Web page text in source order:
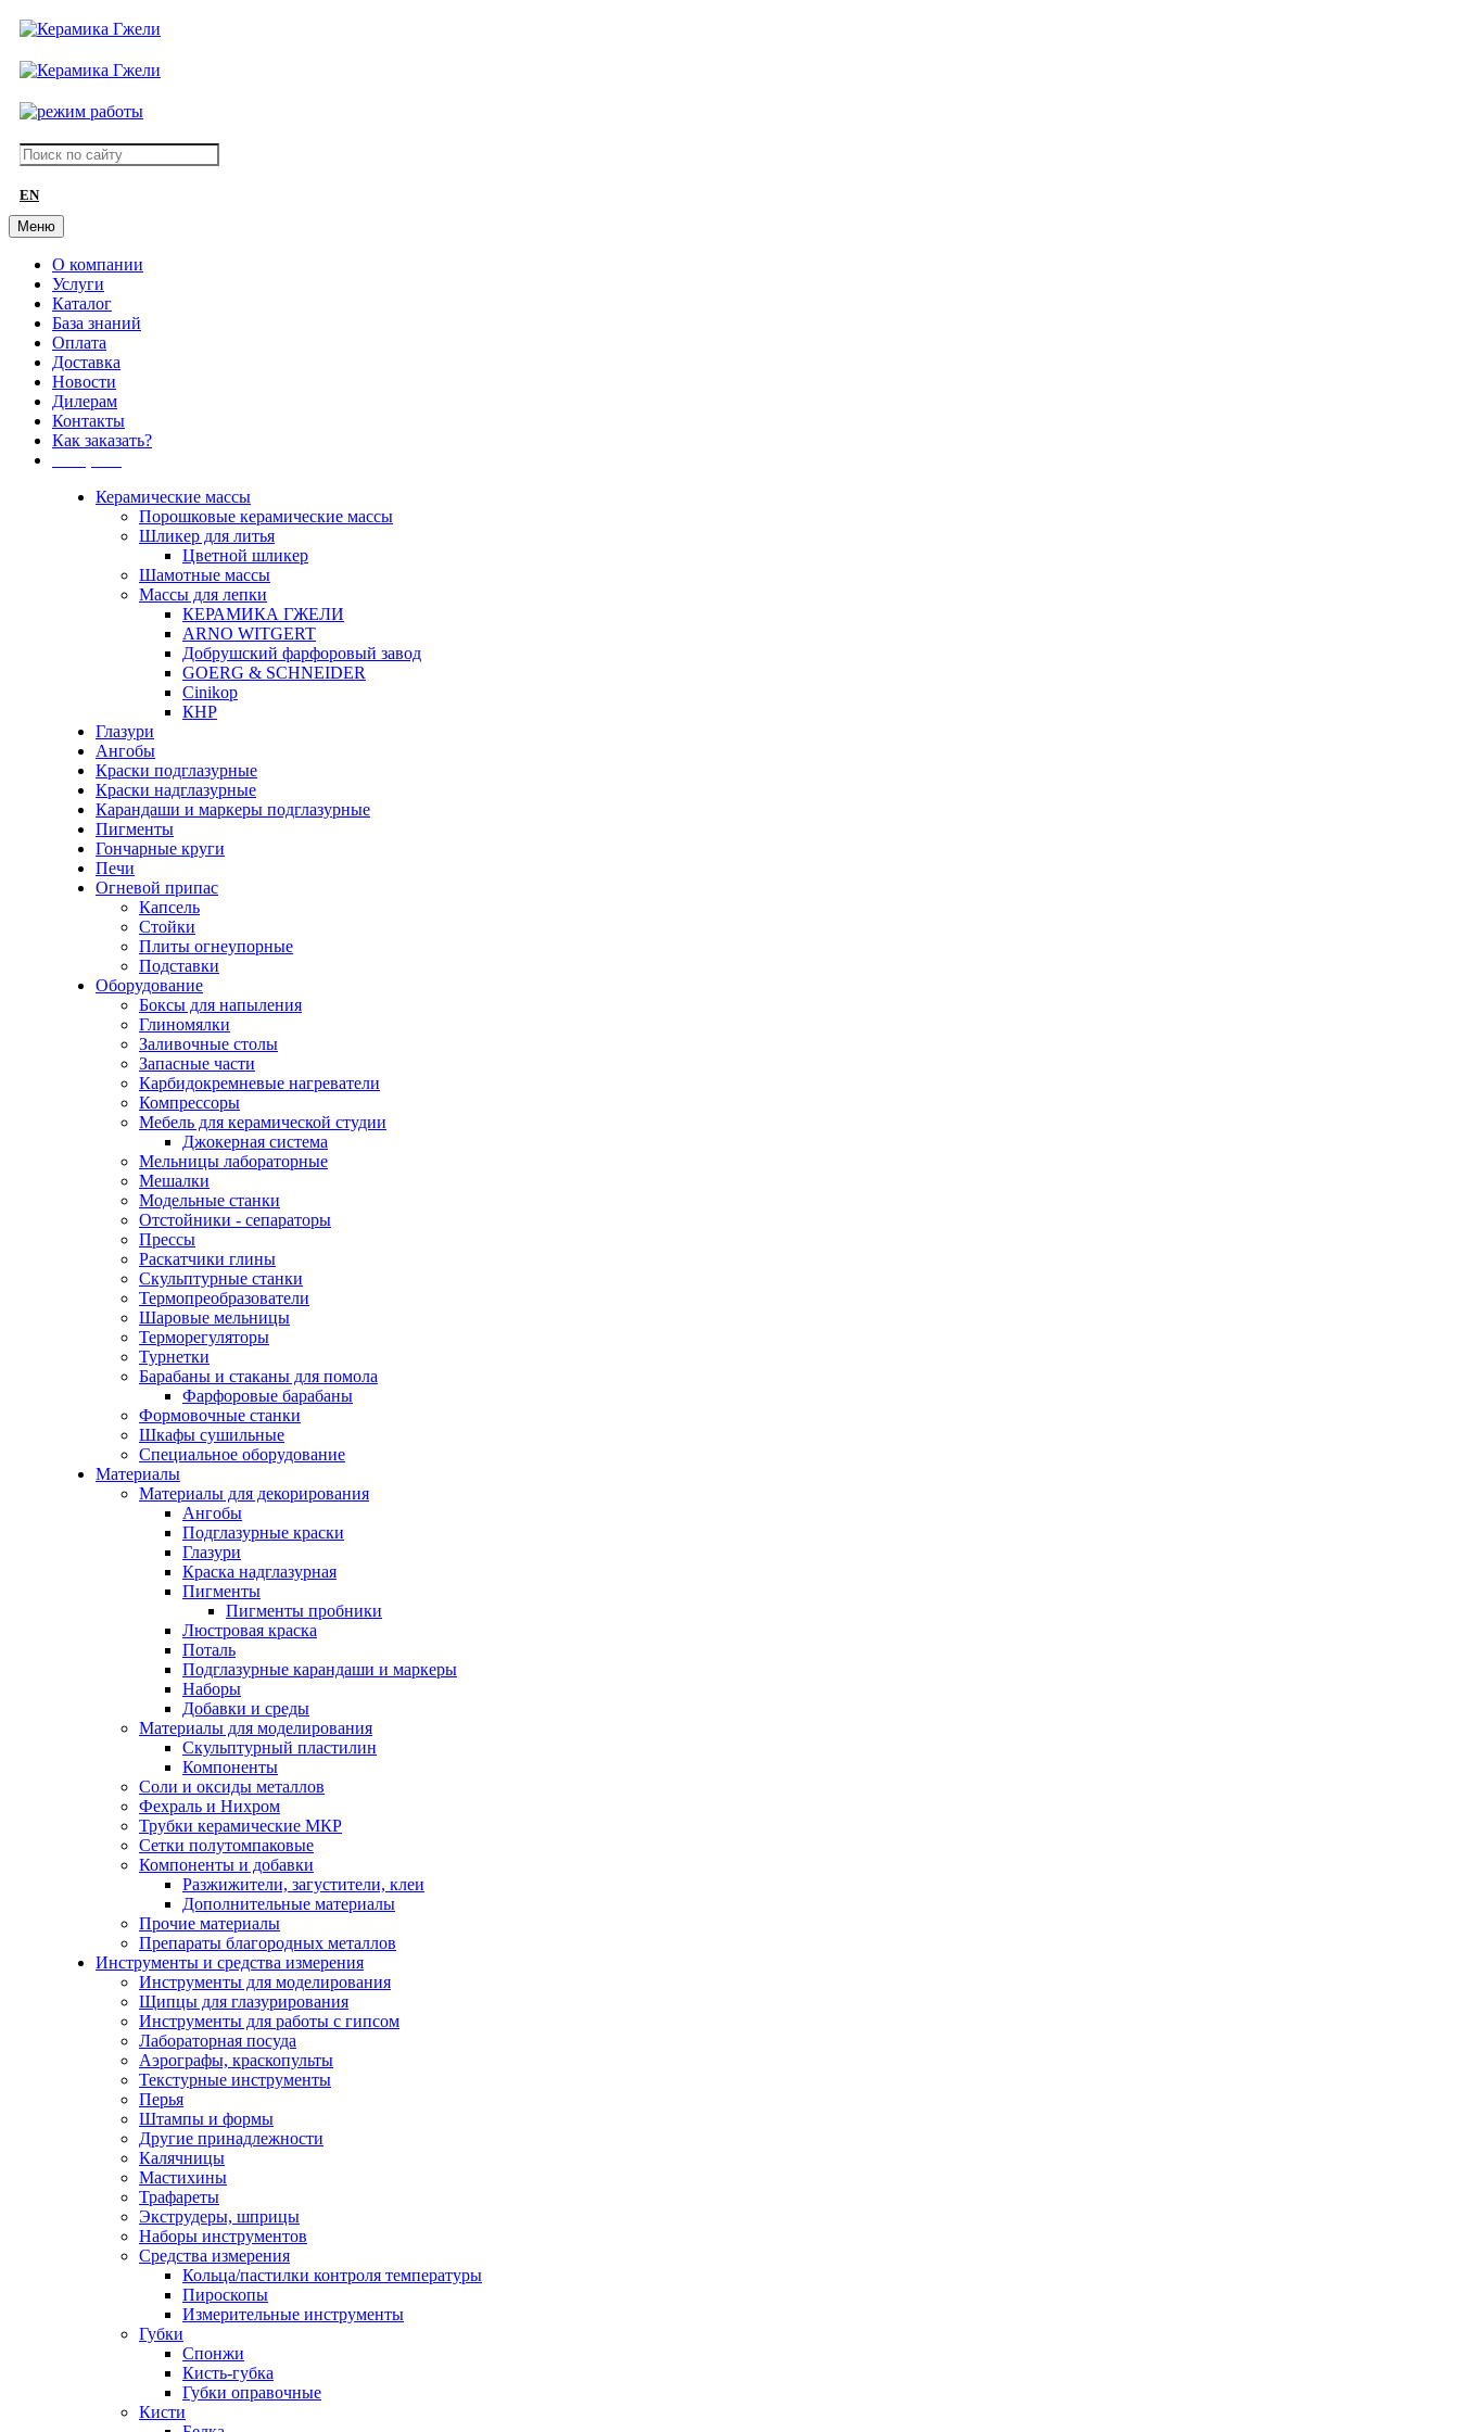
EN
Меню
О компании
Услуги
Каталог
База знаний
Оплата
Доставка
Новости
Дилерам
Контакты
Как заказать?
Керамические массы
Порошковые керамические массы
Шликер для литья
Цветной шликер
Шамотные массы
Массы для лепки
КЕРАМИКА ГЖЕЛИ
ARNO WITGERT
Добрушский фарфоровый завод
GOERG & SCHNEIDER
Cinikop
КНР
Глазури
Ангобы
Краски подглазурные
Краски надглазурные
Карандаши и маркеры подглазурные
Пигменты
Гончарные круги
Печи
Огневой припас
Капсель
Стойки
Плиты огнеупорные
Подставки
Оборудование
Боксы для напыления
Глиномялки
Заливочные столы
Запасные части
Карбидокремневые нагреватели
Компрессоры
Мебель для керамической студии
Джокерная система
Мельницы лабораторные
Мешалки
Модельные станки
Отстойники - сепараторы
Прессы
Раскатчики глины
Скульптурные станки
Термопреобразователи
Шаровые мельницы
Терморегуляторы
Турнетки
Барабаны и стаканы для помола
Фарфоровые барабаны
Формовочные станки
Шкафы сушильные
Специальное оборудование
Материалы
Материалы для декорирования
Ангобы
Подглазурные краски
Глазури
Краска надглазурная
Пигменты
Пигменты пробники
Люстровая краска
Поталь
Подглазурные карандаши и маркеры
Наборы
Добавки и среды
Материалы для моделирования
Скульптурный пластилин
Компоненты
Соли и оксиды металлов
Фехраль и Нихром
Трубки керамические МКР
Сетки полутомпаковые
Компоненты и добавки
Разжижители, загустители, клеи
Дополнительные материалы
Прочие материалы
Препараты благородных металлов
Инструменты и средства измерения
Инструменты для моделирования
Щипцы для глазурирования
Инструменты для работы с гипсом
Лабораторная посуда
Аэрографы, краскопульты
Текстурные инструменты
Перья
Штампы и формы
Другие принадлежности
Калячницы
Мастихины
Трафареты
Экструдеры, шприцы
Наборы инструментов
Средства измерения
Кольца/пастилки контроля температуры
Пироскопы
Измерительные инструменты
Губки
Спонжи
Кисть-губка
Губки оправочные
Кисти